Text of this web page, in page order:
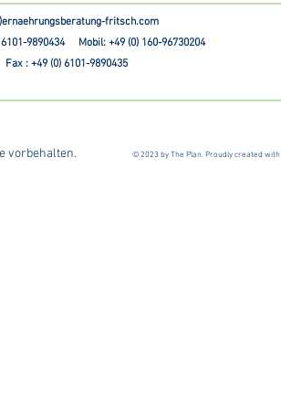
fritsch.com
6101-9890434 Mobil: +49 (0) 160-96730204
Fax : +49 (0) 6101-9890435
vorbehalten. © 2023 by The Plan. Proudly created with